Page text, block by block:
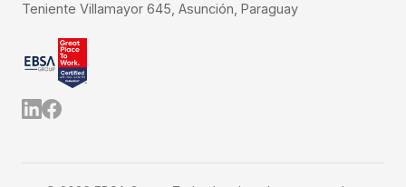
Teniente Villamayor 645, Asunción, Paraguay